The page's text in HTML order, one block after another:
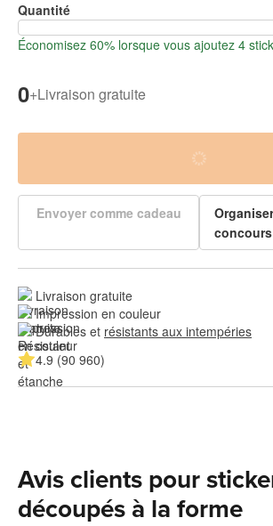
Quantité
Économisez 60% lorsque vous ajoutez 4
0+Livraison gratuite
Envoyer comme cadeau
concours
Livraison gratuite
Impression en couleur
Durables et résistants aux intempéries
4.9 (90 960)
Avis clients pour
découpés à la forme